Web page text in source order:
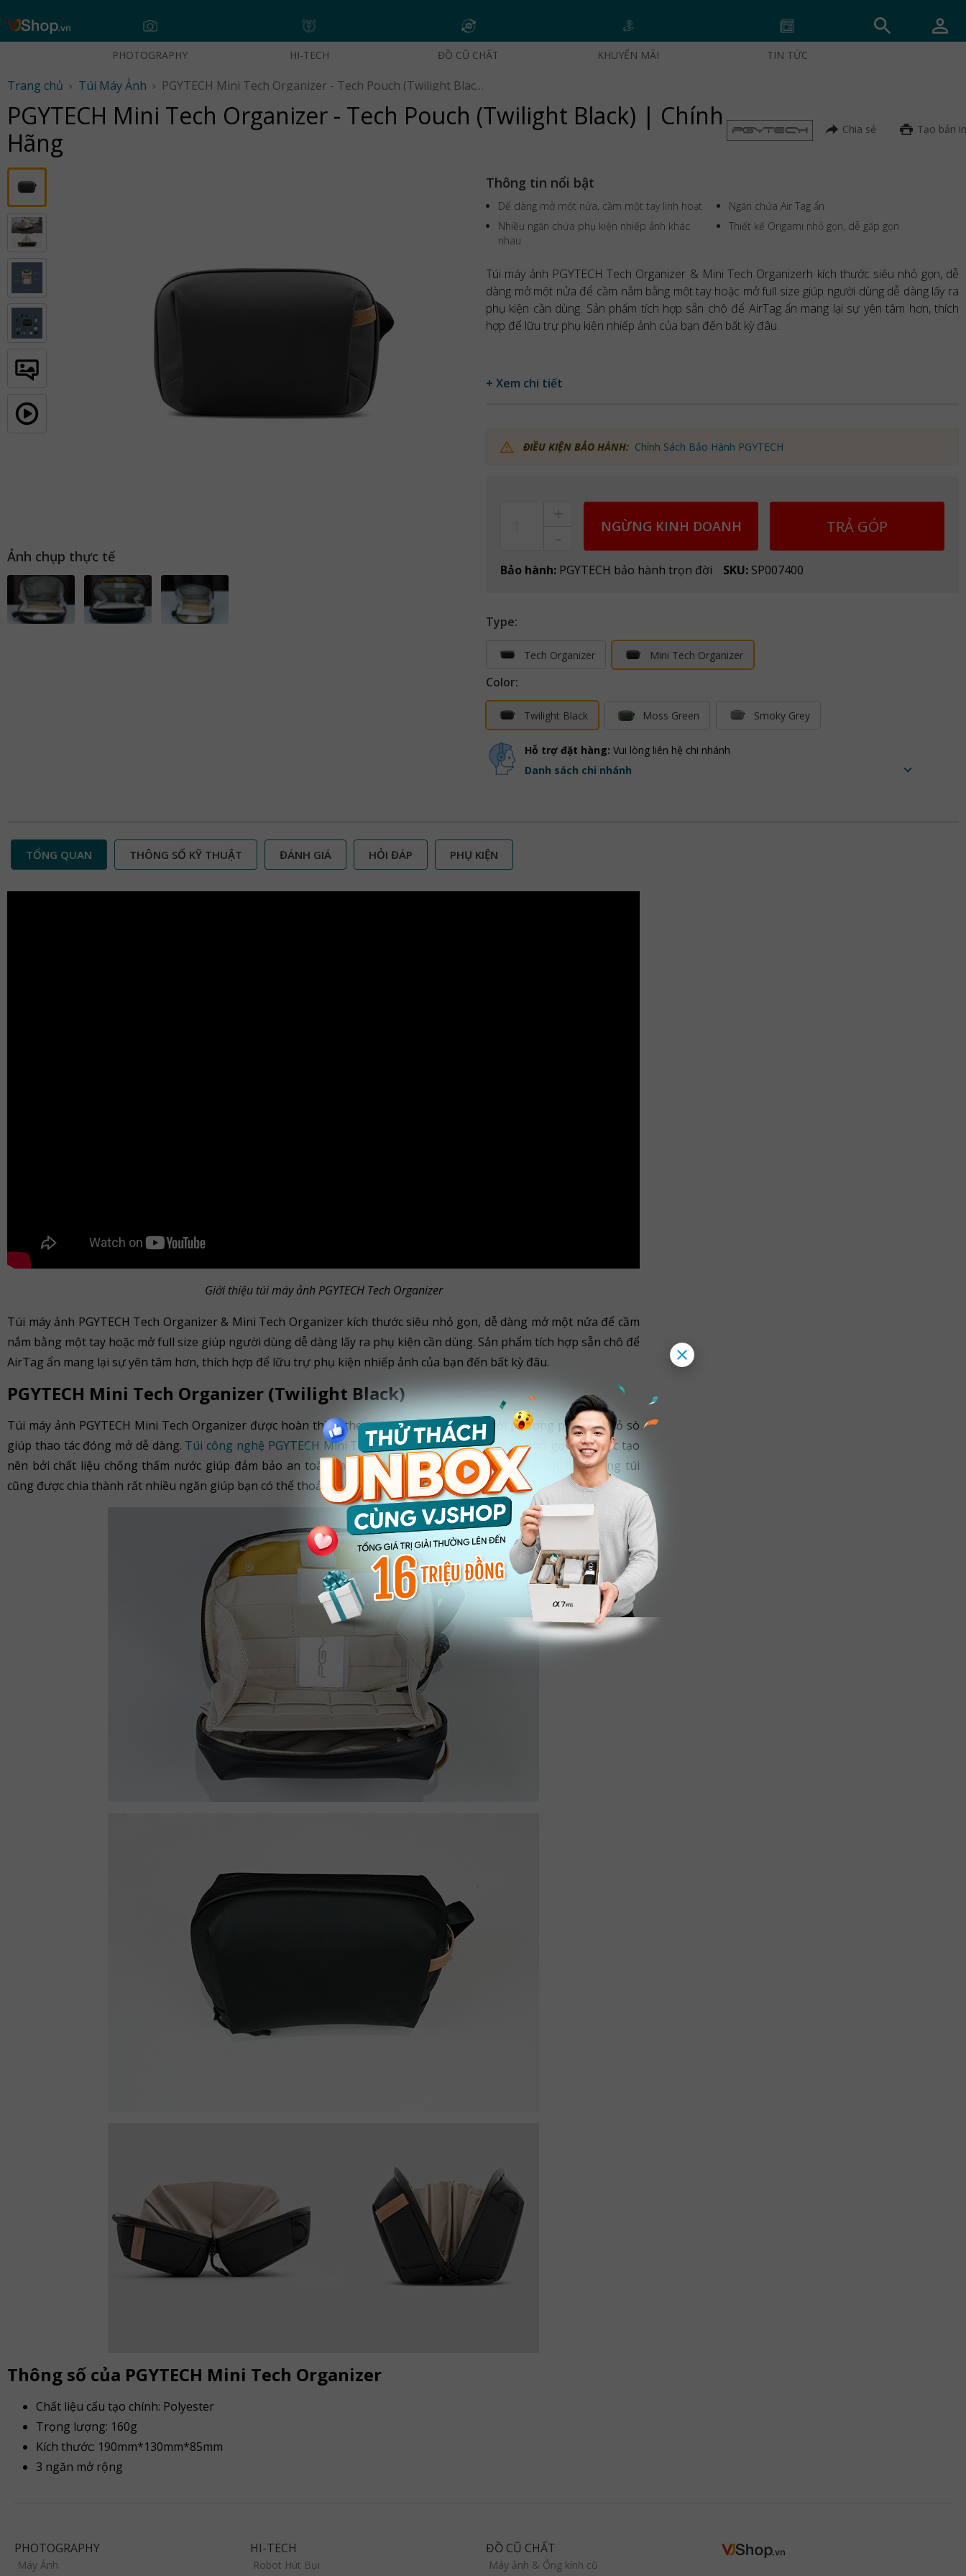
Skip
PHOTOGRAPHY HI-TECH ĐỒ CŨ CHẤT KHUYẾN MÃI TIN TỨC
Trang chủ › Túi Máy Ảnh › PGYTECH Mini Tech Organizer - Tech Pouch (Twilight Black) | Chính Hãng
PGYTECH Mini Tech Organizer - Tech Pouch (Twilight Black) | Chính
Hãng
Chia sẻ Tạo bản in
Ảnh chụp thực tế
Thông tin nổi bật
Dể dàng mở một nửa, cầm một tay linh hoạt
Ngăn chứa Air Tag ẩn
Nhiều ngăn chứa phụ kiện nhiếp ảnh khác
nhau
Thiết kế Origami nhỏ gọn, dễ gấp gọn
Túi máy ảnh PGYTECH Tech Organizer & Mini Tech Organizerh kích thước siêu nhỏ gọn, dễ
dàng mở một nửa để cầm nắm bằng một tay hoặc mở full size giúp người dùng dễ dàng lấy ra
phụ kiện cần dùng. Sản phẩm tích hợp sẵn chô để AirTag ẩn mang lại sự yên tâm hơn, thích
hợp để lữu trự phụ kiện nhiếp ảnh của bạn đến bất kỳ đâu.
+ Xem chi tiết
ĐIỀU KIỆN BẢO HÀNH: Chính Sách Bảo Hành PGYTECH
NGỪNG KINH DOANH TRẢ GÓP
Bảo hành: PGYTECH bảo hành trọn đời SKU: SP007400
Type:
Tech Organizer Mini Tech Organizer
Color:
Twilight Black Moss Green Smoky Grey
Hỗ trợ đặt hàng: Vui lòng liên hệ chi nhánh
Danh sách chi nhánh
TỔNG QUAN THÔNG SỐ KỸ THUẬT ĐÁNH GIÁ HỎI ĐÁP PHỤ KIỆN
Giới thiệu túi máy ảnh PGYTECH Tech Organizer
Túi máy ảnh PGYTECH Tech Organizer & Mini Tech Organizer kích thước siêu nhỏ gọn, dễ dàng mở một nửa để cầm
nắm bằng một tay hoặc mở full size giúp người dùng dễ dàng lấy ra phụ kiện cần dùng. Sản phẩm tích hợp sẵn chô để
AirTag ẩn mang lại sự yên tâm hơn, thích hợp để lữu trự phụ kiện nhiếp ảnh của bạn đến bất kỳ đâu.
PGYTECH Mini Tech Organizer (Twilight Black)
Túi máy ảnh PGYTECH Mini Tech Organizer được hoàn thiện theo phong cách Origami với phương pháp mở vỏ sò
giúp thao tác đóng mở dễ dàng. Túi công nghệ PGYTECH Mini Tech Organizersở hữu thiết kế nhỏ gọn và được tạo
nên bởi chất liệu chống thấm nước giúp đảm bảo an toàn cho các thiết bị công nghệ bên trong túi. Bên trong túi
cũng được chia thành rất nhiều ngăn giúp bạn có thể thoải mái sắp xếp các phụ kiện theo ý mình.
Thông số của PGYTECH Mini Tech Organizer
Chất liệu cấu tạo chính: Polyester
Trọng lượng: 160g
Kích thước: 190mm*130mm*85mm
3 ngăn mở rộng
PHOTOGRAPHY
Máy Ảnh
HI-TECH
Robot Hút Bụi
ĐỒ CŨ CHẤT
Máy ảnh & Ống kính cũ